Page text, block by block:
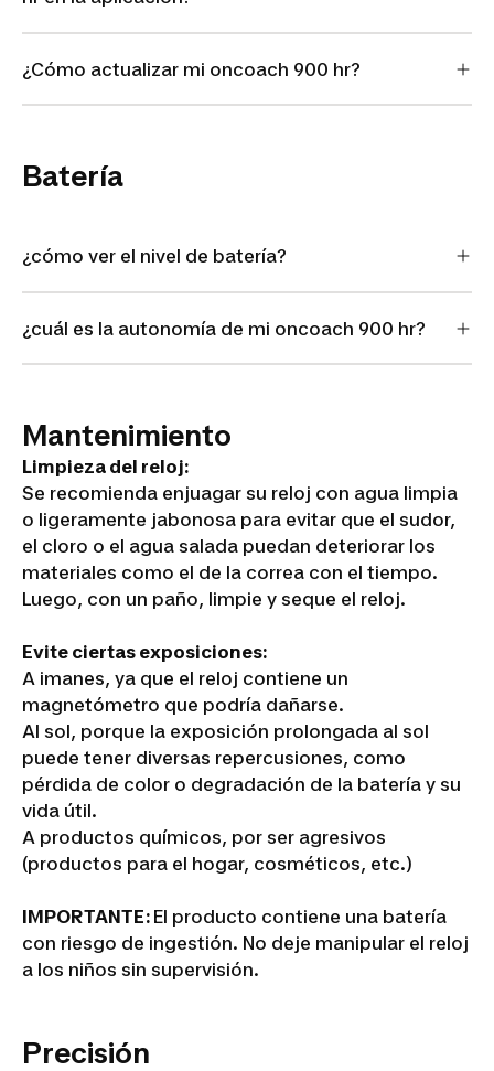
¿Cómo actualizar mi oncoach 900 hr?
Batería
¿cómo ver el nivel de batería?
¿cuál es la autonomía de mi oncoach 900 hr?
Mantenimiento
Limpieza del reloj:
Se recomienda enjuagar su reloj con agua limpia
o ligeramente jabonosa para evitar que el sudor,
el cloro o el agua salada puedan deteriorar los
materiales como el de la correa con el tiempo.
Luego, con un paño, limpie y seque el reloj.
Evite ciertas exposiciones:
A imanes, ya que el reloj contiene un
magnetómetro que podría dañarse.
Al sol, porque la exposición prolongada al sol
puede tener diversas repercusiones, como
pérdida de color o degradación de la batería y su
vida útil.
A productos químicos, por ser agresivos
(productos para el hogar, cosméticos, etc.)
IMPORTANTE: El producto contiene una batería
con riesgo de ingestión. No deje manipular el reloj
a los niños sin supervisión.
Precisión